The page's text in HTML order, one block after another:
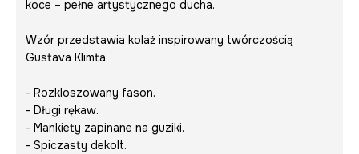
koce – pełne artystycznego ducha.
Wzór przedstawia kolaż inspirowany twórczością
Gustava Klimta.
- Rozkloszowany fason.
- Długi rękaw.
- Mankiety zapinane na guziki.
- Spiczasty dekolt.